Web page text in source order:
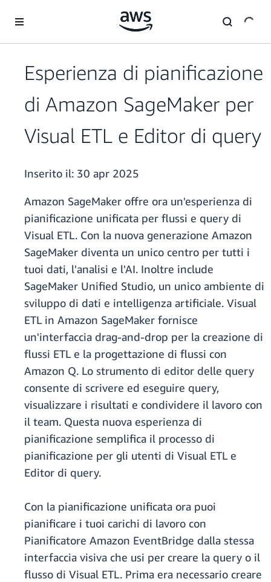
Esperienza di pianificazione
di Amazon SageMaker per
Visual ETL e Editor di query
Inserito il: 30 apr 2025
Amazon SageMaker offre ora un'esperienza di
pianificazione unificata per flussi e query di
Visual ETL. Con la nuova generazione Amazon
SageMaker diventa un unico centro per tutti i
tuoi dati, l'analisi e l'AI. Inoltre include
SageMaker Unified Studio, un unico ambiente di
sviluppo di dati e intelligenza artificiale. Visual
ETL in Amazon SageMaker fornisce
un'interfaccia drag-and-drop per la creazione di
flussi ETL e la progettazione di flussi con
Amazon Q. Lo strumento di editor delle query
consente di scrivere ed eseguire query,
visualizzare i risultati e condividere il lavoro con
il team. Questa nuova esperienza di
pianificazione semplifica il processo di
pianificazione per gli utenti di Visual ETL e
Editor di query.
Con la pianificazione unificata ora puoi
pianificare i tuoi carichi di lavoro con
Pianificatore Amazon EventBridge dalla stessa
interfaccia visiva che usi per creare la query o il
flusso di Visual ETL. Prima era necessario creare